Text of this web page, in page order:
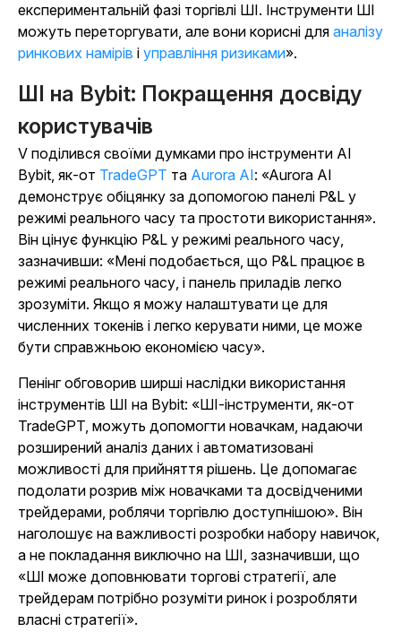
експериментальній фазі торгівлі ШІ. Інструменти ШІ
можуть переторгувати, але вони корисні для аналізу
ринкових намірів і управління ризиками».
ШІ на Bybit: Покращення досвіду
користувачів
V поділився своїми думками про інструменти AI
Bybit, як-от TradeGPT та Aurora AI: «Aurora AI
демонструє обіцянку за допомогою панелі P&L у
режимі реального часу та простоти використання».
Він цінує функцію P&L у режимі реального часу,
зазначивши: «Мені подобається, що P&L працює в
режимі реального часу, і панель приладів легко
зрозуміти. Якщо я можу налаштувати це для
численних токенів і легко керувати ними, це може
бути справжньою економією часу».
Пенінг обговорив ширші наслідки використання
інструментів ШІ на Bybit: «ШІ-інструменти, як-от
TradeGPT, можуть допомогти новачкам, надаючи
розширений аналіз даних і автоматизовані
можливості для прийняття рішень. Це допомагає
подолати розрив між новачками та досвідченими
трейдерами, роблячи торгівлю доступнішою». Він
наголошує на важливості розробки набору навичок,
а не покладання виключно на ШІ, зазначивши, що
«ШІ може доповнювати торгові стратегії, але
трейдерам потрібно розуміти ринок і розробляти
власні стратегії».